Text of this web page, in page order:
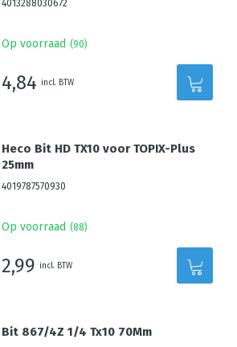
4013288030672
Op voorraad (90)
4,84 incl. BTW
Heco Bit HD TX10 voor TOPIX-Plus
25mm
4019787570930
Op voorraad (88)
2,99 incl. BTW
Bit 867/4Z 1/4 Tx10 70Mm